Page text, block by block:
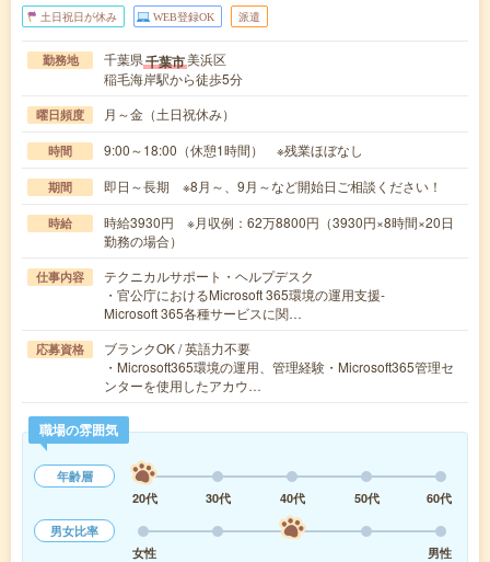
土日祝日が休み WEB登録OK 派遣
勤務地 千葉県千葉市美浜区
稲毛海岸駅から徒歩5分
曜日頻度 月～金（土日祝休み）
時間 9:00～18:00（休憩1時間） ※残業ほぼなし
期間 即日～長期 ※8月～、9月～など開始日ご相談ください！
時給
時給3930円 ※月収例：62万8800円（3930円×8時間×20日
勤務の場合）
仕事内容
テクニカルサポート・ヘルプデスク
・官公庁におけるMicrosoft 365環境の運用支援-
Microsoft 365各種サービスに関…
応募資格
ブランクOK / 英語力不要
・Microsoft365環境の運用、管理経験・Microsoft365管理セ
ンターを使用したアカウ…
職場の雰囲気
年齢層
20代
30代 40代 50代
60代
男女比率
女性
男性